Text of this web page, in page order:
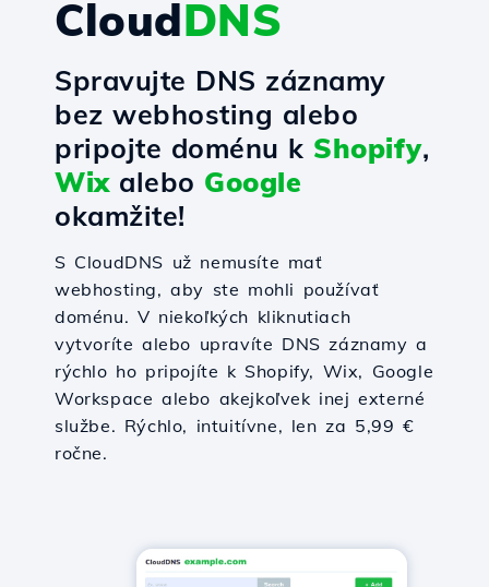
CloudDNS
Spravujte DNS záznamy
bez webhosting alebo
pripojte doménu k Shopify,
Wixalebo Google
okamžite!
S CloudDNS už nemusíte mať
webhosting, aby ste mohli používať
doménu. V niekoľkých kliknutiach
vytvoríte alebo upravíte DNS záznamy a
rýchlo ho pripojíte k Shopify, Wix, Google
Workspace alebo akejkoľvek inej externé
službe. Rýchlo, intuitívne, len za 5,99 €
ročne.